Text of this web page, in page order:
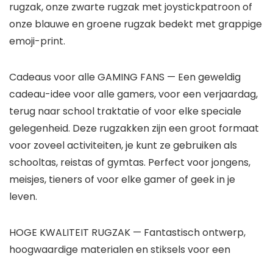
rugzak, onze zwarte rugzak met joystickpatroon of
onze blauwe en groene rugzak bedekt met grappige
emoji-print.
Cadeaus voor alle GAMING FANS — Een geweldig
cadeau-idee voor alle gamers, voor een verjaardag,
terug naar school traktatie of voor elke speciale
gelegenheid. Deze rugzakken zijn een groot formaat
voor zoveel activiteiten, je kunt ze gebruiken als
schooltas, reistas of gymtas. Perfect voor jongens,
meisjes, tieners of voor elke gamer of geek in je
leven.
HOGE KWALITEIT RUGZAK — Fantastisch ontwerp,
hoogwaardige materialen en stiksels voor een